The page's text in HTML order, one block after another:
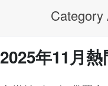
2025年11月